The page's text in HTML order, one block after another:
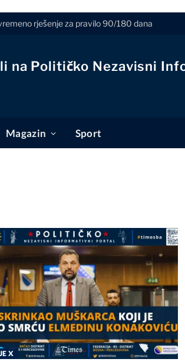
rješenje za pravilo 90/180 dana
na Političko Nezavisni
Magazin Sport
X